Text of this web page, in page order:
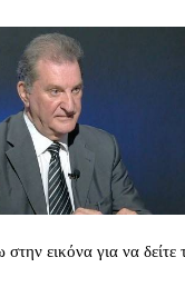
εικόνα για να δείτε